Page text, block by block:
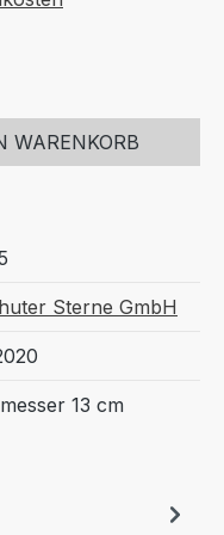
WARENKORB
Sterne GmbH
13 cm